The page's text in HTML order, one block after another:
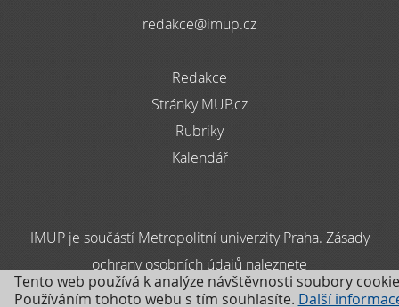
redakce@imup.cz
Redakce
Stránky MUP.cz
Rubriky
Kalendář
IMUP je součástí Metropolitní univerzity Praha. Zásady
ochrany osobních údajů naleznete
zde
Tento web používá k analýze návštěvnosti soubory
Používáním tohoto webu s tím souhlasíte. Další